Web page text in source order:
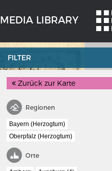
MEDIA LIBRARY
DEMOCRACY
FILTER
Zurück zur Karte
Regionen
Bayern (Herzogtum)
Oberpfalz (Herzogtum)
Orte